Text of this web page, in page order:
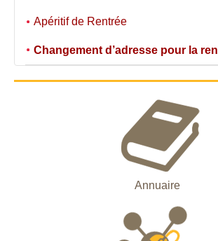
Apéritif de Rentrée
Changement d’adresse pour la
Annuaire